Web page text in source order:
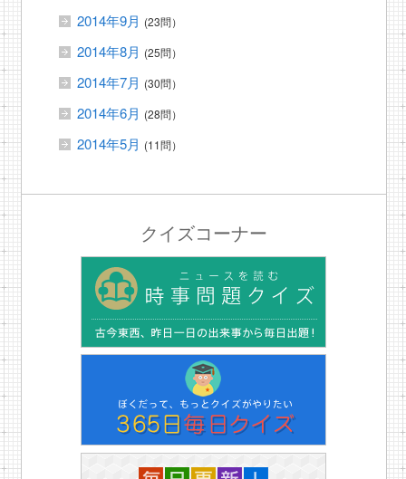
2014年9月 (23問）
2014年8月 (25問）
2014年7月 (30問）
2014年6月 (28問）
2014年5月 (11問）
クイズコーナー